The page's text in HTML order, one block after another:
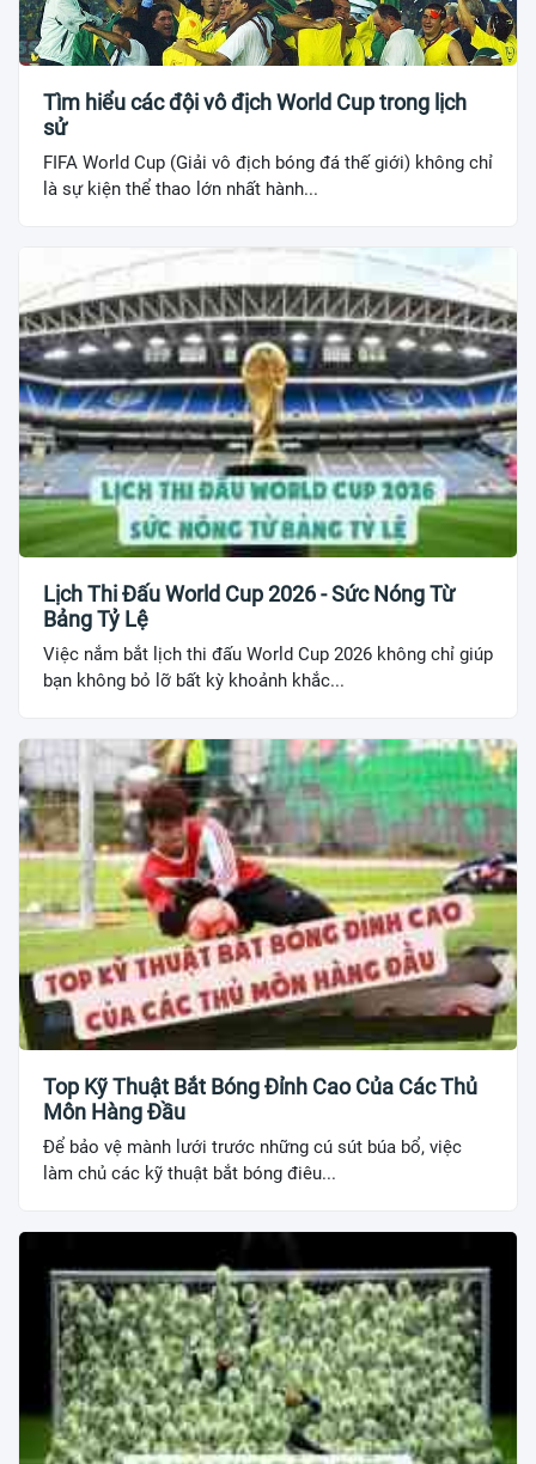
Tìm hiểu các đội vô địch World Cup trong lịch
sử
FIFA World Cup (Giải vô địch bóng đá thế giới) không chỉ
là sự kiện thể thao lớn nhất hành...
Lịch Thi Đấu World Cup 2026 - Sức Nóng Từ
Bảng Tỷ Lệ
Việc nắm bắt lịch thi đấu World Cup 2026 không chỉ giúp
bạn không bỏ lỡ bất kỳ khoảnh khắc...
Top Kỹ Thuật Bắt Bóng Đỉnh Cao Của Các Thủ
Môn Hàng Đầu
Để bảo vệ mành lưới trước những cú sút búa bổ, việc
làm chủ các kỹ thuật bắt bóng điêu...